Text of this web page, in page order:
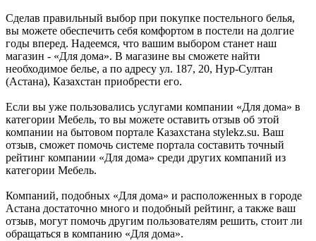
Сделав правильный выбор при покупке постельного белья,
вы можете обеспечить себя комфортом в постели на долгие
годы вперед. Надеемся, что вашим выбором станет наш
магазин - «Для дома». В магазине вы сможете найти
необходимое белье, а по адресу ул. 187, 20, Нур-Султан
(Астана), Казахстан приобрести его.
Если вы уже пользовались услугами компании «Для дома» в
категории Мебель, то вы можете оставить отзыв об этой
компании на бытовом портале Казахстана stylekz.su. Ваш
отзыв, сможет помочь системе портала составить точный
рейтинг компании «Для дома» среди других компаний из
категории Мебель.
Компаний, подобных «Для дома» и расположенных в городе
Астана достаточно много и подобный рейтинг, а также ваш
отзыв, могут помочь другим пользователям решить, стоит ли
обращаться в компанию «Для дома».